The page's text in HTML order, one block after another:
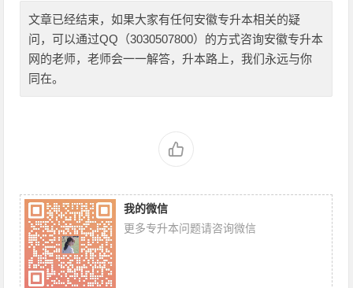
文章已经结束，如果大家有任何安徽专升本相关的疑
问，可以通过QQ（3030507800）的方式咨询安徽专升本
网的老师，老师会一一解答，升本路上，我们永远与你
同在。
我的微信
更多专升本问题请咨询微信